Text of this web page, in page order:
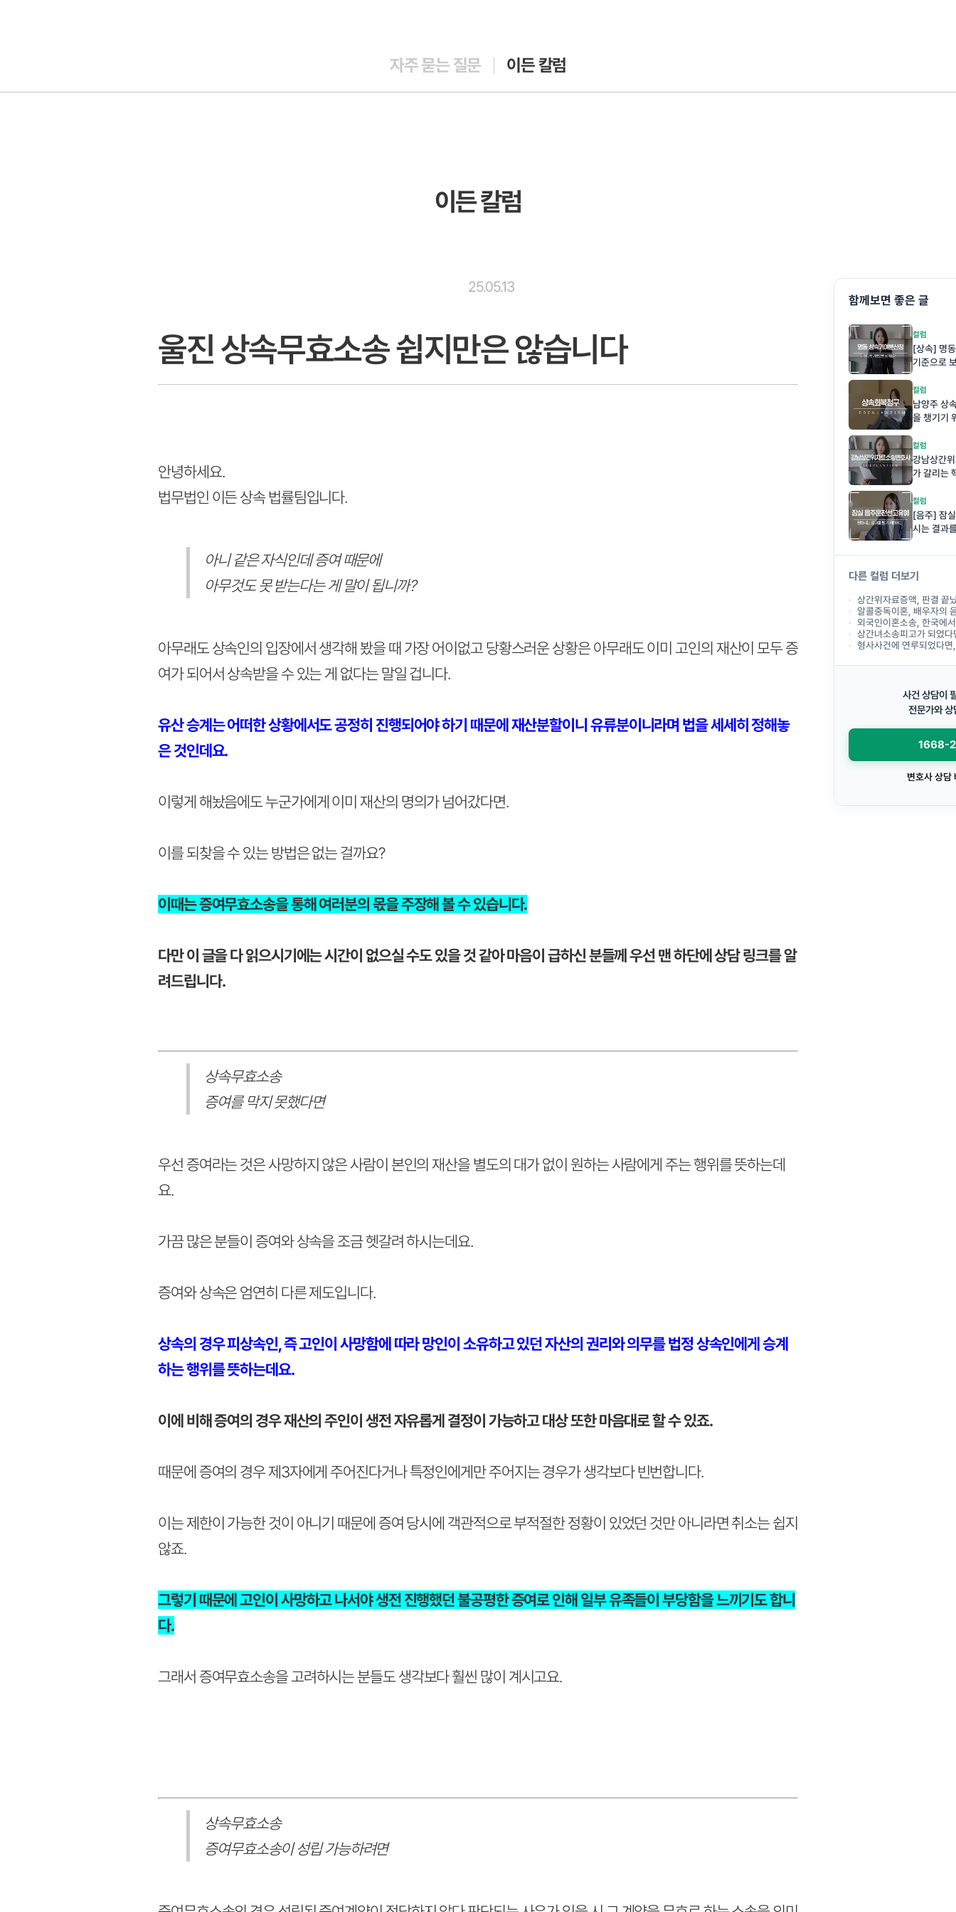
자주 묻는 질문 이든 칼럼
이든 칼럼
25.05.13
울진 상속무효소송 쉽지만은 않습니다
안녕하세요.
법무법인 이든 상속 법률팀입니다.
아니 같은 자식인데 증여 때문에
아무것도 못 받는다는 게 말이 됩니까?
아무래도 상속인의 입장에서 생각해 봤을 때 가장 어이없고 당황스러운 상황은 아무래도 이미 고인의 재산이 모두 증
여가 되어서 상속받을 수 있는 게 없다는 말일 겁니다.
유산 승계는 어떠한 상황에서도 공정히 진행되어야 하기 때문에 재산분할이니 유류분이니라며 법을 세세히 정해놓
은 것인데요.
이렇게 해놨음에도 누군가에게 이미 재산의 명의가 넘어갔다면.
이를 되찾을 수 있는 방법은 없는 걸까요?
이때는 증여무효소송을 통해 여러분의 몫을 주장해 볼 수 있습니다.
다만 이 글을 다 읽으시기에는 시간이 없으실 수도 있을 것 같아 마음이 급하신 분들께 우선 맨 하단에 상담 링크를 알
려드립니다.
상속무효소송
증여를 막지 못했다면
우선 증여라는 것은 사망하지 않은 사람이 본인의 재산을 별도의 대가 없이 원하는 사람에게 주는 행위를 뜻하는데
요.
가끔 많은 분들이 증여와 상속을 조금 헷갈려 하시는데요.
증여와 상속은 엄연히 다른 제도입니다.
상속의 경우 피상속인, 즉 고인이 사망함에 따라 망인이 소유하고 있던 자산의 권리와 의무를 법정 상속인에게 승계
하는 행위를 뜻하는데요.
이에 비해 증여의 경우 재산의 주인이 생전 자유롭게 결정이 가능하고 대상 또한 마음대로 할 수 있죠.
때문에 증여의 경우 제3자에게 주어진다거나 특정인에게만 주어지는 경우가 생각보다 빈번합니다.
이는 제한이 가능한 것이 아니기 때문에 증여 당시에 객관적으로 부적절한 정황이 있었던 것만 아니라면 취소는 쉽지
않죠.
그렇기 때문에 고인이 사망하고 나서야 생전 진행했던 불공평한 증여로 인해 일부 유족들이 부당함을 느끼기도 합니
다.
그래서 증여무효소송을 고려하시는 분들도 생각보다 훨씬 많이 계시고요.
상속무효소송
증여무효소송이 성립 가능하려면
함께보면 좋은 글
컬럼
[상속] 명
기준으로
컬럼
남양주 상
을 챙기기
컬럼
강남상간
가 갈리는
컬럼
[음주] 잠
시는 결과
다른 컬럼 더보기
상간위자료증액, 판결 끝났
알콜중독이혼, 배우자의 음주 문제
외국인이혼소송, 한국에서
상간녀소송피고가 되었다면, 지
형사사건에 연루되었다면, 하남형사전
사건 상담이
전문가와 상
1668-
변호사 상담